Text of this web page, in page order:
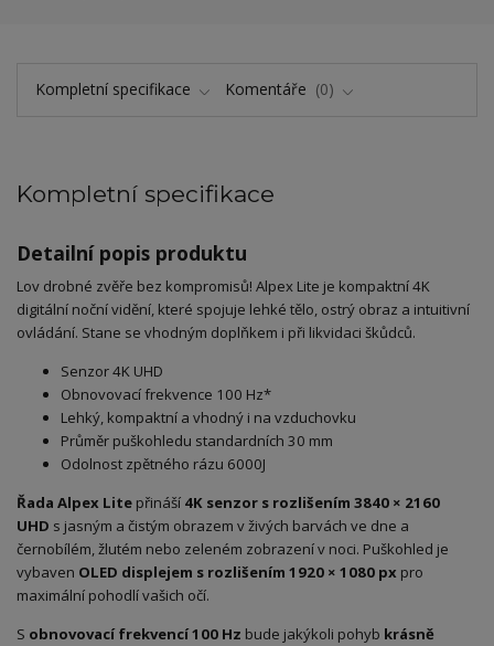
Kompletní specifikace Komentáře 0
Kompletní specifikace
Detailní popis produktu
Lov drobné zvěře bez kompromisů! Alpex Lite je kompaktní 4K
digitální noční vidění, které spojuje lehké tělo, ostrý obraz a intuitivní
ovládání. Stane se vhodným doplňkem i při likvidaci škůdců.
Senzor 4K UHD
Obnovovací frekvence 100 Hz*
Lehký, kompaktní a vhodný i na vzduchovku
Průměr puškohledu standardních 30 mm
Odolnost zpětného rázu 6000J
Řada Alpex Lite přináší 4K senzor s rozlišením 3840 × 2160
UHD s jasným a čistým obrazem v živých barvách ve dne a
černobílém, žlutém nebo zeleném zobrazení v noci. Puškohled je
vybaven OLED displejem s rozlišením 1920 × 1080 px pro
maximální pohodlí vašich očí.
S obnovovací frekvencí 100 Hz bude jakýkoli pohyb krásně